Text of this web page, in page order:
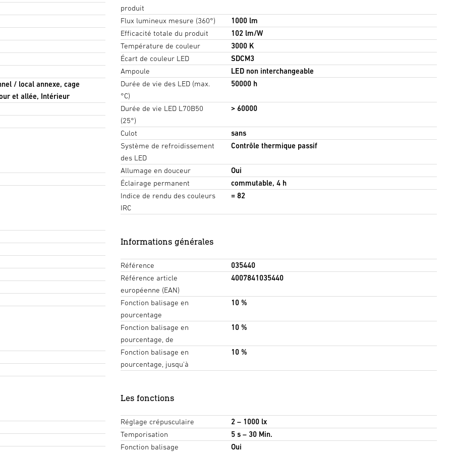
/ local annexe, cage
et allée, Intérieur
produit
Flux lumineux mesure (360°)
1000 lm
Efficacité totale du produit
102 lm/W
Température de couleur
3000 K
Écart de couleur LED
SDCM3
Ampoule
LED non interchangeable
Durée de vie des LED (max.
°C)
50000 h
Durée de vie LED L70B50
(25°)
> 60000
Culot
sans
Système de refroidissement
des LED
Contrôle thermique passif
Allumage en douceur
Oui
Éclairage permanent
commutable, 4 h
Indice de rendu des couleurs
IRC
= 82
Informations générales
Référence
035440
Référence article
européenne (EAN)
4007841035440
Fonction balisage en
pourcentage
10 %
Fonction balisage en
pourcentage, de
10 %
Fonction balisage en
pourcentage, jusqu'à
10 %
Les fonctions
Réglage crépusculaire
2 – 1000 lx
Temporisation
5 s – 30 Min.
Fonction balisage
Oui